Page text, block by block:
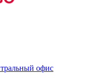
офис